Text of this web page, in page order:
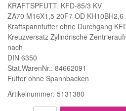
KRAFTSPFUTT. KFD-85/3 KV
ZA70 M16X1,5 20F7 OD KH10BH2,6
Kraftspannfutter ohne Durchgang
Kreuzversatz Zylindrische
nach
DIN 6350
Stat.WarenNr.: 84662091
Futter ohne Spannbacken
Artikelnummer: 5131380